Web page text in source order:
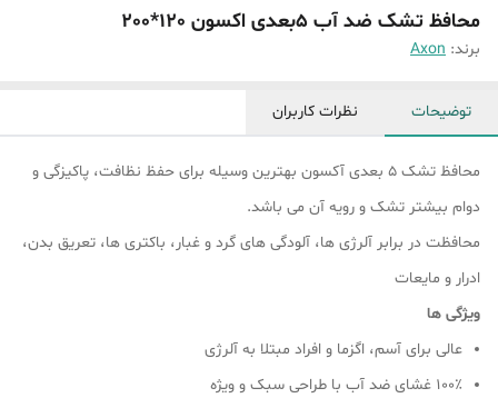
محافظ تشک ضد آب 5بعدی اکسون 120*200
برند: Axon
توضیحات نظرات کاربران
محافظ تشک 5 بعدی آکسون بهترین وسیله برای حفظ نظافت، پاکیزگی و
دوام بیشتر تشک و رویه آن می باشد.
محافظت در برابر آلرژی ها، آلودگی های گرد و غبار، باکتری ها، تعریق بدن،
ادرار و مایعات
ویژگی ها
عالی برای آسم، اگزما و افراد مبتلا به آلرژی
100٪ غشای ضد آب با طراحی سبک و ویژه